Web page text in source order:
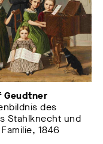
Geudtner
des
Stahlknecht und
1846